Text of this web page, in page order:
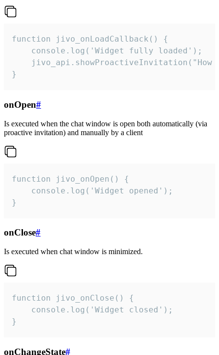
function jivo_onLoadCallback() {
    console.log('Widget fully loaded');
jivo_api.showProactiveInvitation("How
}
onOpen#
Is executed when the chat window is open both automatically (via
proactive invitation) and manually by a client
function jivo_onOpen() {
    console.log('Widget opened');
}
onClose#
Is executed when chat window is minimized.
function jivo_onClose() {
    console.log('Widget closed');
}
onChangeState#